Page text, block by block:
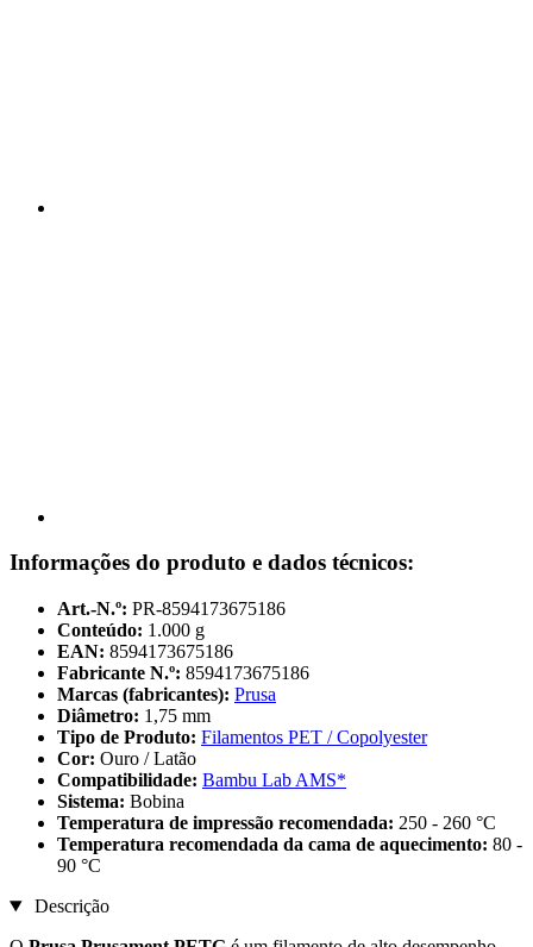
Informações do produto e dados técnicos:
Art.-N.º: PR-8594173675186
Conteúdo: 1.000 g
EAN: 8594173675186
Fabricante N.º: 8594173675186
Marcas (fabricantes): Prusa
Diâmetro: 1,75 mm
Tipo de Produto: Filamentos PET / Copolyester
Cor: Ouro / Latão
Compatibilidade: Bambu Lab AMS*
Sistema: Bobina
Temperatura de impressão recomendada: 250 - 260 °C
Temperatura recomendada da cama de aquecimento: 80 -
90 °C
Descrição